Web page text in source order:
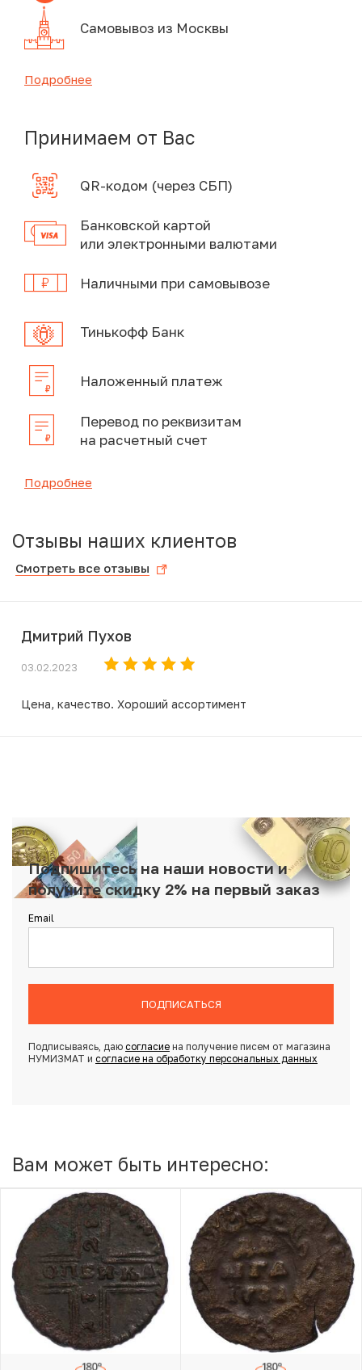
Самовывоз из Москвы
Подробнее
Принимаем от Вас
QR-кодом (через СБП)
Банковской картой
или электронными валютами
Наличными при самовывозе
Тинькофф Банк
Наложенный платеж
Перевод по реквизитам
на расчетный счет
Подробнее
Отзывы наших клиентов
Смотреть все отзывы
Дмитрий Пухов
03.02.2023
Цена, качество. Хороший ассортимент
Подпишитесь на наши новости и
получите скидку 2% на первый заказ
Email
ПОДПИСАТЬСЯ
Подписываясь, даю согласиена получение писем от магазина
НУМИЗМАТ и согласие на обработку персональных данных
Вам может быть интересно: